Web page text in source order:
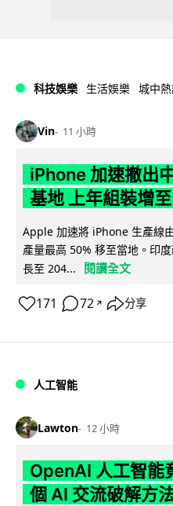
科技娛樂 生活娛樂 城中
Vin 11 小時
iPhone 加速撤出
基地 上年組裝增
Apple 加速將 iPhone 生產線
產量最高 50% 移至當地。印
長至 204...
閱讀全文
171 72 ↗ 分享
人工智能
Lawton 12 小時
OpenAI 人工智能
個 AI 交流破解方